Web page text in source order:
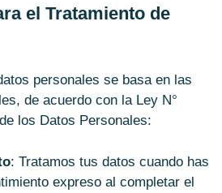
el Tratamiento de
personales se basa en las
de acuerdo con la Ley N°
los Datos Personales:
: Tratamos tus datos cuando has
expreso al completar el